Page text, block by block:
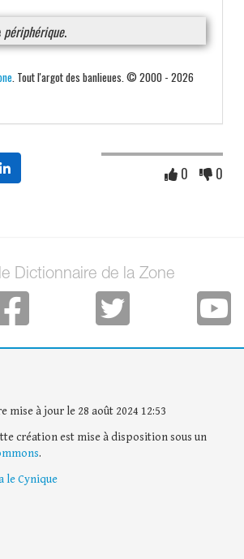
périphérique.
. Tout l'argot des banlieues. © 2000 - 2026
0 0
Dictionnaire de la Zone
mise à jour le 28 août 2024 12:53
création est mise à disposition sous un
.
le Cynique